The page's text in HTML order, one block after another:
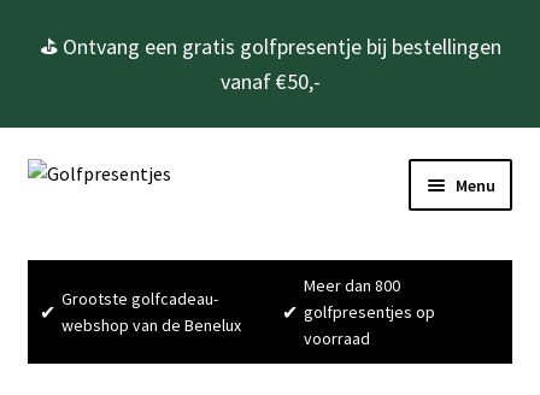
⛳ Ontvang een gratis golfpresentje bij bestellingen
vanaf €50,-
Ga
navigatie
Ga
inhoud
Menu
Golfcadeau’s
Golfbenodigdheden
✔
Grootste golfcadeau-
webshop van de Benelux
✔
Meer dan 800
golfpresentjes op
voorraad